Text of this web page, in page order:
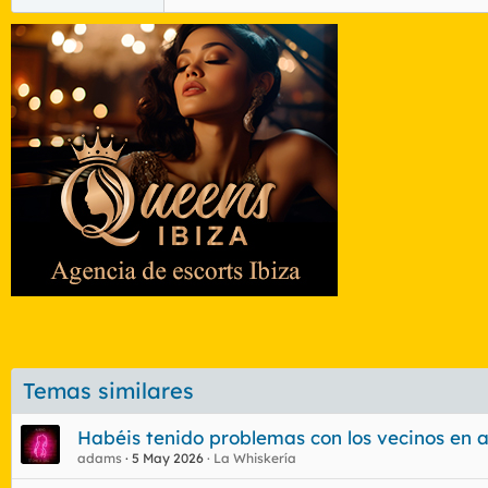
Temas similares
Habéis tenido problemas con los vecinos en
adams 5 May 2026 La Whiskería